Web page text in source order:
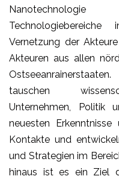
Vernetzung der
Akteuren aus allen
tauschen
Unternehmen, Politik
neuesten
Kontakte und
und Strategien im
hinaus ist es ein Ziel